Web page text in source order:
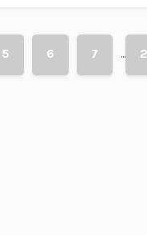
5 6 7 ...